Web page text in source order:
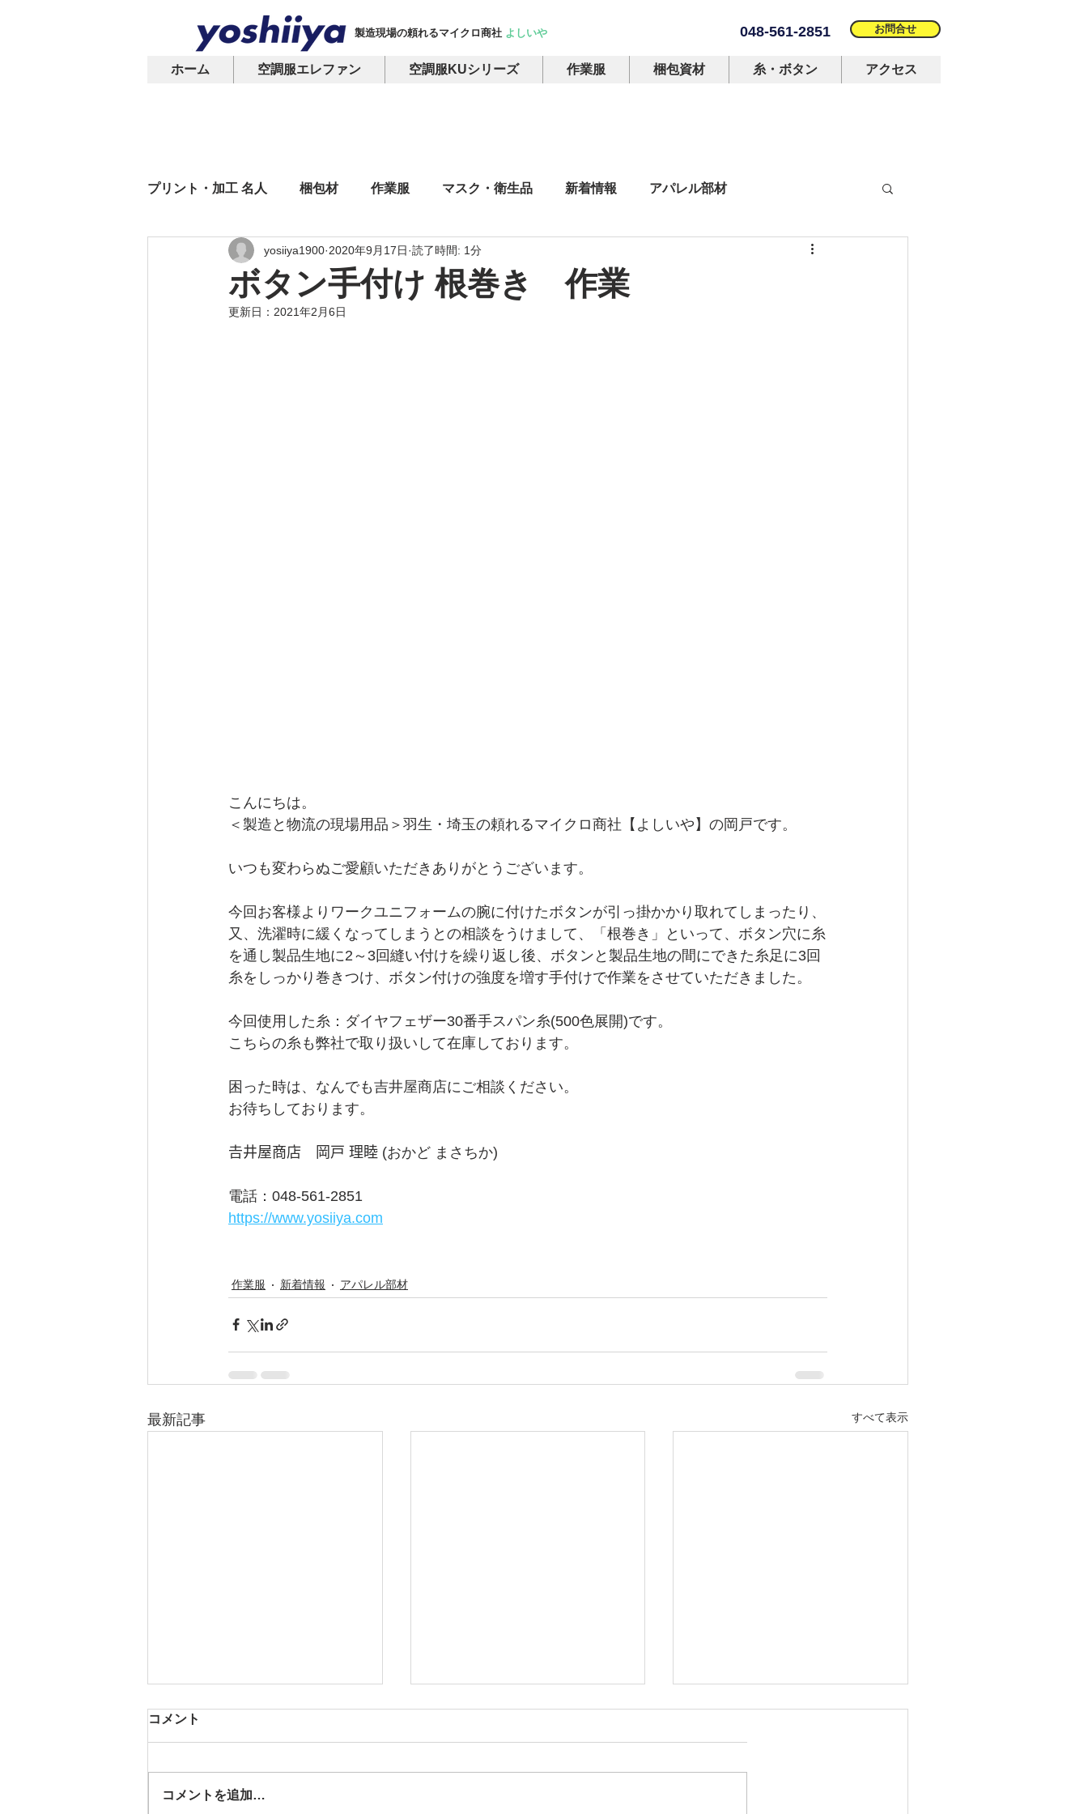
製造現場の頼れるマイクロ商社 よしいや お問合せ
048-561-2851
ホーム 空調服エレファン 空調服KUシリーズ 作業服 梱包資材 糸・ボタン アクセス
プリント・加工 名人 梱包材 作業服 マスク・衛生品 新着情報 アパレル部材
オリジナルプリント Tシャツ・ポロシャツ・スウェット
ボタン手付け 根巻き 作業
yosiiya1900 2020年9月17日 読了時間: 1分
更新日： 2021年2月6日
こんにちは。
＜製造と物流の現場用品＞羽生・埼玉の頼れるマイクロ商社【よしいや】の岡戸です。
いつも変わらぬご愛顧いただきありがとうございます。
今回お客様よりワークユニフォームの腕に付けたボタンが引っ掛かかり取れてしまったり、
又、洗濯時に緩くなってしまうとの相談をうけまして、「根巻き」といって、ボタン穴に糸
を通し製品生地に2～3回縫い付けを繰り返し後、ボタンと製品生地の間にできた糸足に3回
糸をしっかり巻きつけ、ボタン付けの強度を増す手付けで作業をさせていただきました。
今回使用した糸：ダイヤフェザー30番手スパン糸(500色展開)です。
こちらの糸も弊社で取り扱いして在庫しております。
困った時は、なんでも吉井屋商店にご相談ください。
お待ちしております。
𠮷井屋商店　岡戸 理睦 (おかど まさちか)
電話：048-561-2851
https://www.yosiiya.com
作業服 新着情報 アパレル部材
最新記事 すべて表示
コメント
コメントを追加…